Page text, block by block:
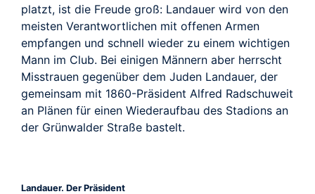
platzt, ist die Freude groß: Landauer wird von den
meisten Verantwortlichen mit offenen Armen
empfangen und schnell wieder zu einem wichtigen
Mann im Club. Bei einigen Männern aber herrscht
Misstrauen gegenüber dem Juden Landauer, der
gemeinsam mit 1860-Präsident Alfred Radschuweit
an Plänen für einen Wiederaufbau des Stadions an
der Grünwalder Straße bastelt.
Landauer. Der Präsident